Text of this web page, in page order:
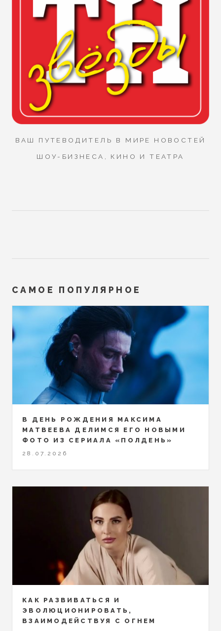
ВАШ ПУТЕВОДИТЕЛЬ В МИРЕ НОВОСТЕЙ
ШОУ-БИЗНЕСА, КИНО И ТЕАТРА
САМОЕ ПОПУЛЯРНОЕ
В ДЕНЬ РОЖДЕНИЯ МАКСИМА
МАТВЕЕВА ДЕЛИМСЯ ЕГО НОВЫМИ
ФОТО ИЗ СЕРИАЛА «ПОЛДЕНЬ»
28.07.2026
КАК РАЗВИВАТЬСЯ И
ЭВОЛЮЦИОНИРОВАТЬ,
ВЗАИМОДЕЙСТВУЯ С ОГНЕМ